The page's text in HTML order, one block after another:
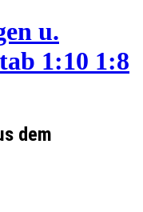
u.
1:10 1:8
dem